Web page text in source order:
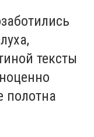
тексты
полотна